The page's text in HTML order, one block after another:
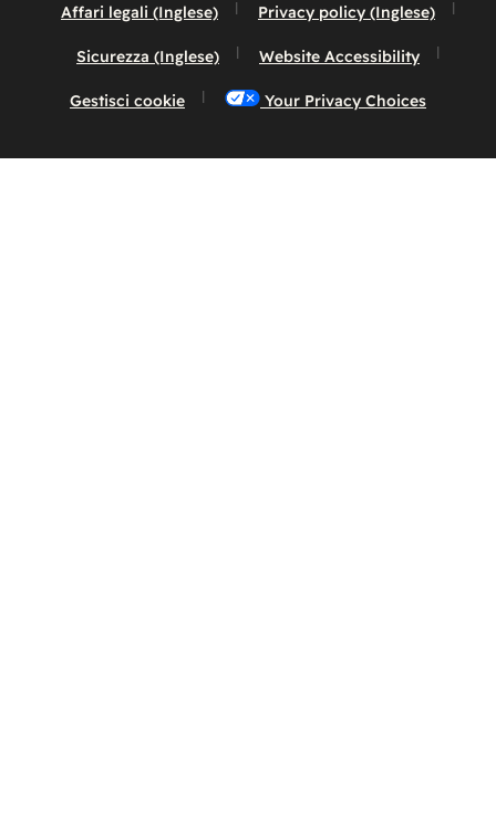
Affari legali (Inglese) Privacy policy (Inglese)
Sicurezza (Inglese) Website Accessibility
Gestisci cookie Your Privacy Choices